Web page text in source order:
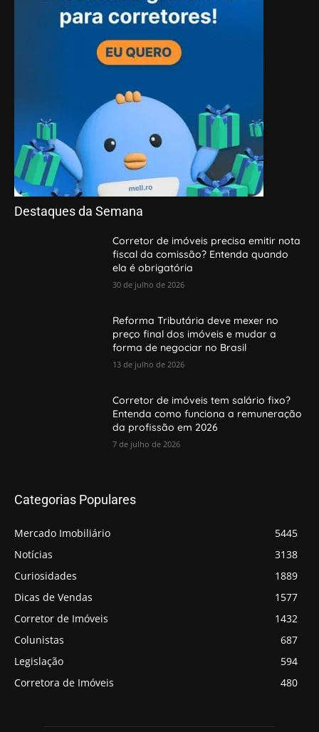
Destaques da Semana
Corretor de imóveis precisa emitir nota
fiscal da comissão? Entenda quando
ela é obrigatória
30 de julho de 2026
Reforma Tributária deve mexer no
preço final dos imóveis e mudar a
forma de negociar no Brasil
13 de julho de 2026
Corretor de imóveis tem salário fixo?
Entenda como funciona a remuneração
da profissão em 2026
7 de julho de 2026
Categorias Populares
Mercado Imobiliário
5445
Notícias
3138
Curiosidades
1889
Dicas de Vendas
1577
Corretor de Imóveis
1432
Colunistas
687
Legislação
594
Corretora de Imóveis
480